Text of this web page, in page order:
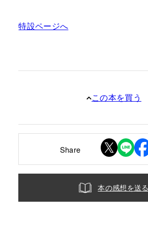
特設ページへ
この本を買う
Share
本の感想を送る